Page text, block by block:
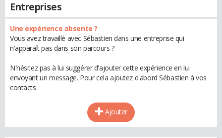
Entreprises
Une expérience absente ?
Vous avez travaillé avec Sébastien dans une entreprise qui
n'apparaît pas dans son parcours ?
N'hésitez pas à lui suggérer d'ajouter cette expérience en lui
envoyant un message. Pour cela ajoutez d'abord Sébastien à vos
contacts.
Ajouter